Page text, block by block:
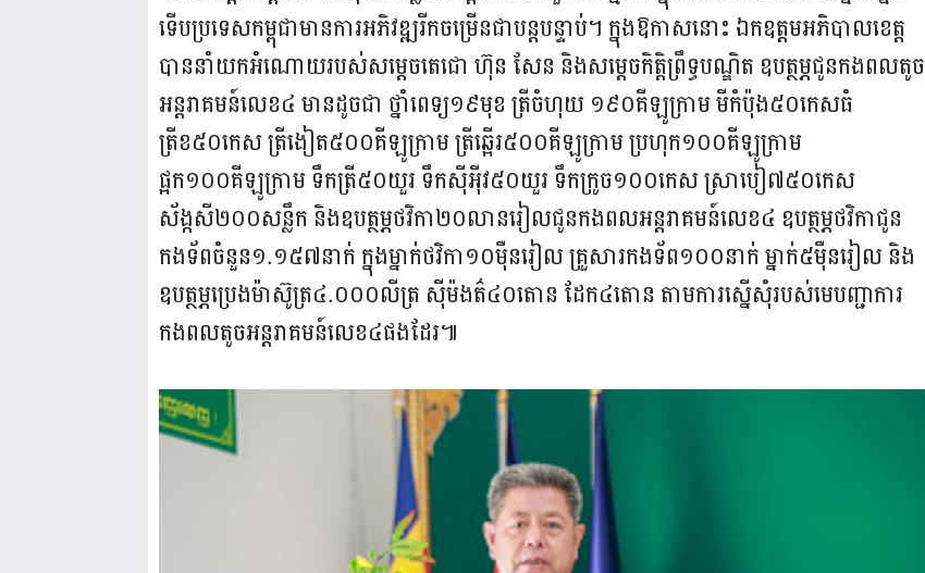
ទើបប្រទេសកម្ពុជាមានការអភិវឌ្ឍរីកចម្រើនជាបន្តបន្ទាប់។ ក្នុងឱកាសនោះ ឯកឧត្តមអភិបាលខេត្ត
បាននាំយកអំណោយរបស់សម្តេចតេជោ ហ៊ុន សែន និងសម្តេចកិត្តិព្រឹទ្ធបណ្ឌិត ឧបត្ថម្ភជូនកងពលតូច
អន្តរាគមន៍លេខ៤ មានដូចជា ថ្នាំពេទ្យ១៩មុខ ត្រីចំហុយ ១៩០គីឡូក្រាម មីកំប៉ុង៥០កេសធំ
ត្រីខ៥០កេស ត្រីងៀត៥០០គីឡូក្រាម ត្រីឆ្អើរ៥០០គីឡូក្រាម ប្រហុក១០០គីឡូក្រាម
ផ្អក១០០គីឡូក្រាម ទឹកត្រី៥០យួរ ទឹកស៊ីអ៉ីវ៥០យួរ ទឹកក្រូច១០០កេស ស្រាបៀ៧៥០កេស
ស័ង្កសី២០០សន្លឹក និងឧបត្ថម្ភថវិកា២០លានរៀលជូនកងពលអន្តរាគមន៍លេខ៤ ឧបត្ថម្ភថវិកាជូន
កងទ័ពចំនួន១.១៥៧នាក់ ក្នុងម្នាក់ថវិកា១០ម៉ឺនរៀល គ្រួសារកងទ័ព១០០នាក់ ម្នាក់៥ម៉ឺនរៀល និង
ឧបត្ថម្ភប្រេងម៉ាស៊ូត្រ៤.០០០លីត្រ ស៊ីម៉ងត៌៤០តោន ដែក៤តោន តាមការស្នើសុំរបស់មេបញ្ជាការ
កងពលតូចអន្តរាគមន៍លេខ៤ផងដែរ៕